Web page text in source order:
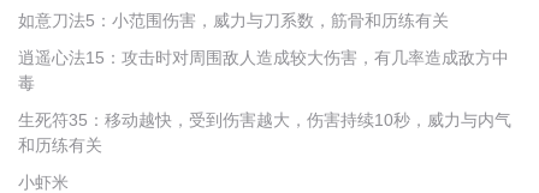
如意刀法5：小范围伤害，威力与刀系数，筋骨和历练有关
逍遥心法15：攻击时对周围敌人造成较大伤害，有几率造成敌方中
毒
生死符35：移动越快，受到伤害越大，伤害持续10秒，威力与内气
和历练有关
小虾米